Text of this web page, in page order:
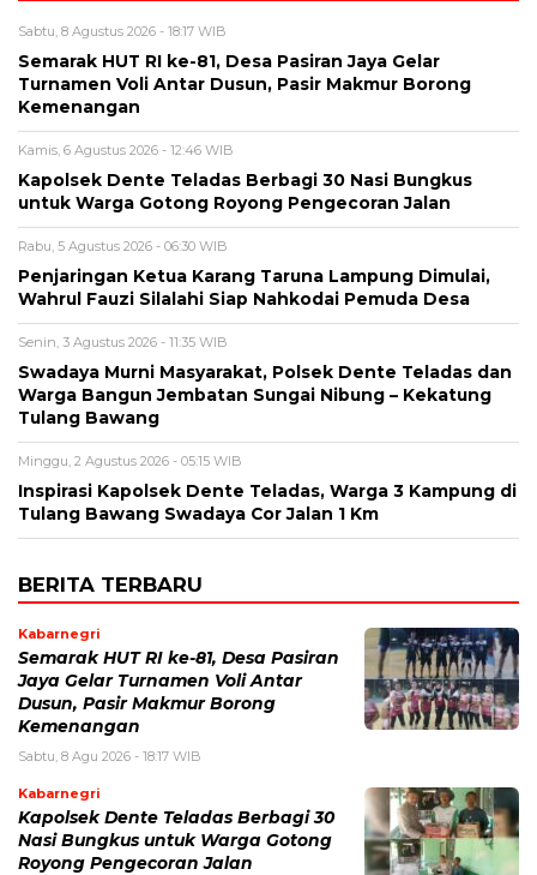
Sabtu, 8 Agustus 2026 - 18:17 WIB
Semarak HUT RI ke-81, Desa Pasiran Jaya Gelar
Turnamen Voli Antar Dusun, Pasir Makmur Borong
Kemenangan
Kamis, 6 Agustus 2026 - 12:46 WIB
Kapolsek Dente Teladas Berbagi 30 Nasi Bungkus
untuk Warga Gotong Royong Pengecoran Jalan
Rabu, 5 Agustus 2026 - 06:30 WIB
Penjaringan Ketua Karang Taruna Lampung Dimulai,
Wahrul Fauzi Silalahi Siap Nahkodai Pemuda Desa
Senin, 3 Agustus 2026 - 11:35 WIB
Swadaya Murni Masyarakat, Polsek Dente Teladas dan
Warga Bangun Jembatan Sungai Nibung – Kekatung
Tulang Bawang
Minggu, 2 Agustus 2026 - 05:15 WIB
Inspirasi Kapolsek Dente Teladas, Warga 3 Kampung di
Tulang Bawang Swadaya Cor Jalan 1 Km
BERITA TERBARU
Kabarnegri
Semarak HUT RI ke-81, Desa Pasiran
Jaya Gelar Turnamen Voli Antar
Dusun, Pasir Makmur Borong
Kemenangan
Sabtu, 8 Agu 2026 - 18:17 WIB
Kabarnegri
Kapolsek Dente Teladas Berbagi 30
Nasi Bungkus untuk Warga Gotong
Royong Pengecoran Jalan